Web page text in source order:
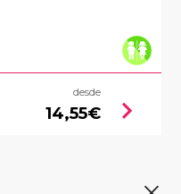
desde
14,55€ chevron_right